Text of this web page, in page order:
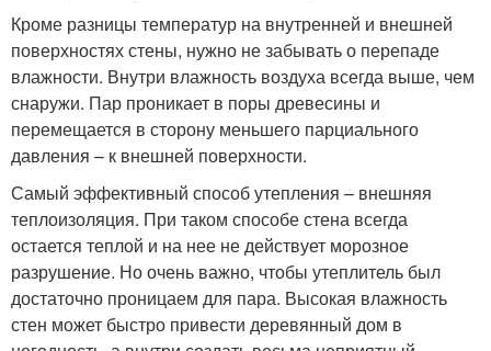
Кроме разницы температур на внутренней и внешней
поверхностях стены, нужно не забывать о перепаде
влажности. Внутри влажность воздуха всегда выше, чем
снаружи. Пар проникает в поры древесины и
перемещается в сторону меньшего парциального
давления – к внешней поверхности.
Самый эффективный способ утепления – внешняя
теплоизоляция. При таком способе стена всегда
остается теплой и на нее не действует морозное
разрушение. Но очень важно, чтобы утеплитель был
достаточно проницаем для пара. Высокая влажность
стен может быстро привести деревянный дом в